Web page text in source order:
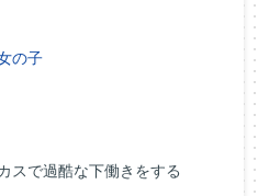
の子
スで過酷な下働きをする